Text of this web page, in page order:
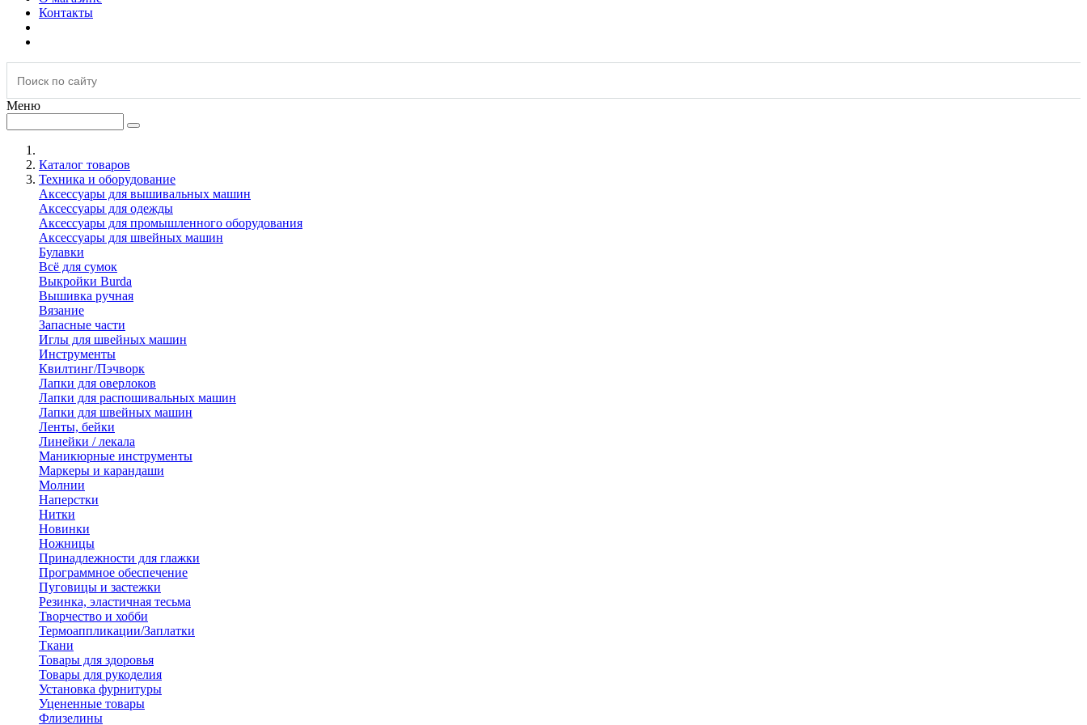
Контакты
Меню
Каталог товаров
Техника и оборудование
Аксессуары для вышивальных машин
Аксессуары для одежды
Аксессуары для промышленного оборудования
Аксессуары для швейных машин
Булавки
Всё для сумок
Выкройки Burda
Вышивка ручная
Вязание
Запасные части
Иглы для швейных машин
Инструменты
Квилтинг/Пэчворк
Лапки для оверлоков
Лапки для распошивальных машин
Лапки для швейных машин
Ленты, бейки
Линейки / лекала
Маникюрные инструменты
Маркеры и карандаши
Молнии
Наперстки
Нитки
Новинки
Ножницы
Принадлежности для глажки
Программное обеспечение
Пуговицы и застежки
Резинка, эластичная тесьма
Творчество и хобби
Термоаппликации/Заплатки
Ткани
Товары для здоровья
Товары для рукоделия
Установка фурнитуры
Уцененные товары
Флизелины